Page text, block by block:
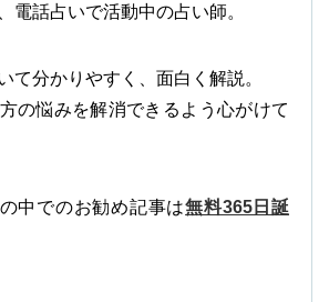
電話占いで活動中の占い師。
て分かりやすく、面白く解説。
の悩みを解消できるよう心がけて
の中でのお勧め記事は無料365日誕